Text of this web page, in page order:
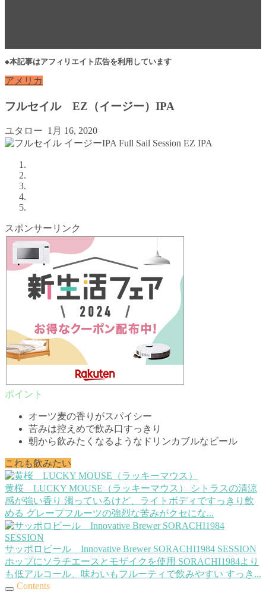
◆本記事はアフィリエイト広告を利用しています
アメリカ
フルセイル EZ（イージー）IPA
ユタロー 1月 16, 2020
スポンサーリンク
オーツ麦の香りがスパイシー
苦みは控えめで飲み口すっきり
朝から飲みたくなるようなドリンカブルなビール
これも飲みたい
黄桜 LUCKY MOUSE（ラッキーマウス）
シトラスの清涼
感が強い香り 濁っているけど、ライトボディですっきり飲
める グレープフルーツの強烈な苦みがクセにな...
サッポロビール Innovative Brewer SORACHI1984 SESSION
ホップにソラチエースとモザイクを使用 SORACHI1984より
も低アルコール、味わいもフルーティで飲みやすい すっき...
Contents